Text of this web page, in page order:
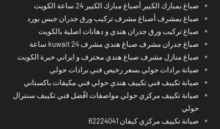
صباغ بمبارك الكبير أصباغ مبارك الكبير 24 ساعة الكويت
صباغ بمشرف أصباغ مشرف تركيب ورق جدران جبس بورد
صباغ تركيب ورق جدران هندي و دهانات اصلية بالكويت
صباغ جدران مشرف صباغ هندي مشرف kuwait 24 ساعة
صباغ منازل مشرف صباغ هندي محترف و ايراني خبرة الكويت
صيانة برادات حولي بسعر رخيص فني برادات حولي
صيانة تكييف فني تكييف هندي حولي فني مكيفات باكستاني
صيانة تكييف مركزي حولي مواصفات افْضل فني تكييف سنترال
حولي
صيانة تكييف مركزي كيفان 62224041